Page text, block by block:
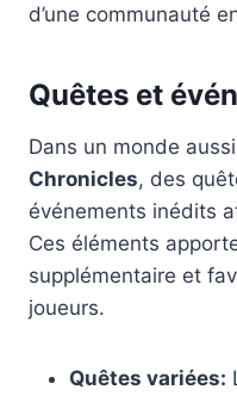
d’une communauté
Quêtes et
Dans un monde
Chronicles, des
événements inédits
Ces éléments
supplémentaire et
joueurs.
Quêtes variées: